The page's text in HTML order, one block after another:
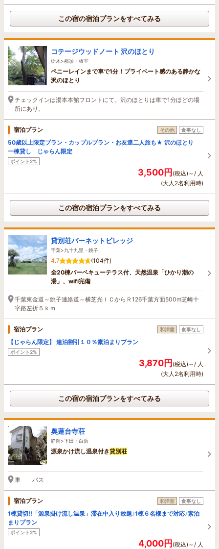
この宿の宿泊プランをすべてみる
コテージウッドノート 沢のほとり
栃木>那須・板室
ペニーレインまで車で1分！プライベート感のある静かな
沢のほとり
チェックインは湯本本館フロントにて。沢のほとりは車で1分ほどの場
所にあり。
宿泊プラン その他 食事なし
50歳以上限定プラン・カップルプラン・お友達二人旅も★ 沢のほとり
一棟貸し じゃらん限定
ポイント2%
3,500円(税込)～/ 人
(大人2名利用時)
この宿の宿泊プランをすべてみる
貸別荘バーネットビレッジ
千葉>九十九里・銚子
4.7
(104件)
全20棟バーベキューテラス付、天然温泉「ひかり潮の
湯」、wifi完備
千葉東金道～銚子連絡道～横芝光ＩＣからＲ126千葉方面500m芝崎十
字路左折５ｋｍ
宿泊プラン 和洋室 食事なし
【じゃらん限定】 連泊割引１０％素泊まりプラン
ポイント2%
3,870円(税込)～/ 人
(大人2名利用時)
この宿の宿泊プランをすべてみる
奥蓮台寺荘
静岡>下田・白浜
源泉かけ流し温泉付き貸別荘
車 バス
宿泊プラン 和洋室 食事なし
1棟貸切!!「源泉掛け流し温泉」滞在中入り放題♪1棟６名様まで対応♪素泊
まりプラン
ポイント2%
4,000円(税込)～/ 人